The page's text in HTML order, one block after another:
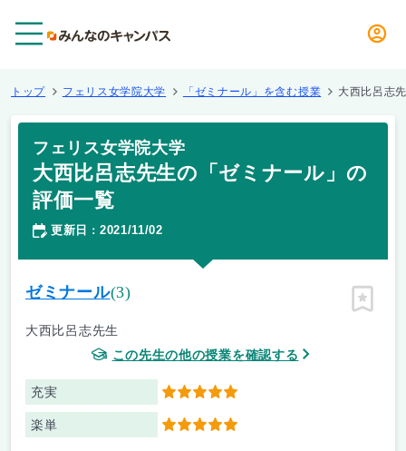
トップ フェリス女学院大学 「ゼミナール」を含む授業 大西比呂志
フェリス女学院大学
大西比呂志先生の「ゼミナール」の
評価一覧
更新日 ： 2021/11/02
ゼミナール(3)
大西比呂志先生
この先生の他の授業を確認する
充実 5
楽単 5
ピン留